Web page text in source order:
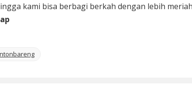
kami bisa berbagi berkah dengan lebih
ap